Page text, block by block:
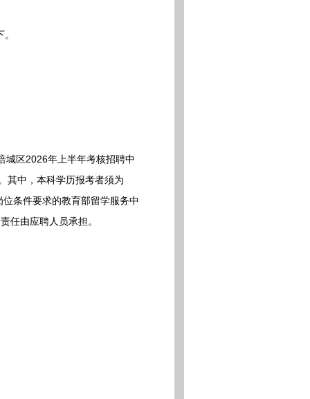
区2026年上半年考核招聘中
其中，本科学历报考者须为
条件要求的教育部留学服务中
任由应聘人员承担。